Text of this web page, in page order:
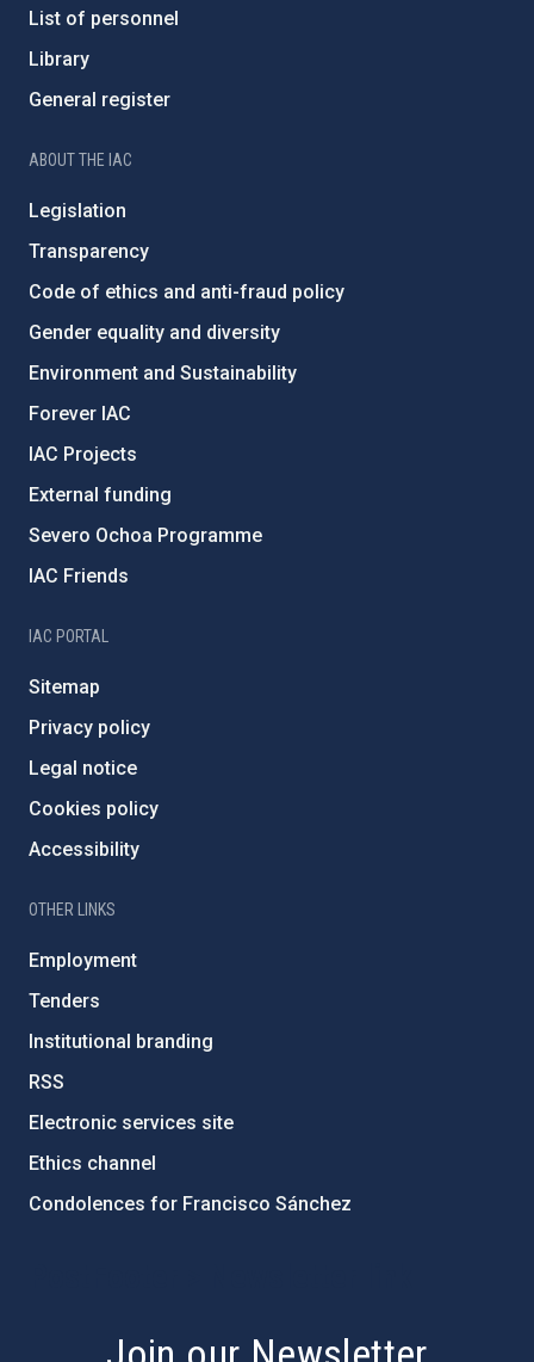
List of personnel
Library
General register
ABOUT THE IAC
Legislation
Transparency
Code of ethics and anti-fraud policy
Gender equality and diversity
Environment and Sustainability
Forever IAC
IAC Projects
External funding
Severo Ochoa Programme
IAC Friends
IAC PORTAL
Sitemap
Privacy policy
Legal notice
Cookies policy
Accessibility
OTHER LINKS
Employment
Tenders
Institutional branding
RSS
Electronic services site
Ethics channel
Condolences for Francisco Sánchez